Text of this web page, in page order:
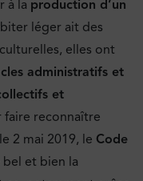
à la production d’un
léger ait des
elles ont
administratifs et
et
faire reconnaître
2 mai 2019, le Code
et bien la